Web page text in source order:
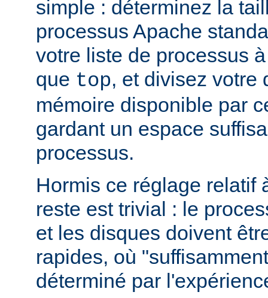
simple : déterminez la
processus Apache
votre liste de processus
que top, et divisez votre
mémoire disponible par
gardant un espace
processus.
Hormis ce réglage relatif
reste est trivial : le
et les disques doivent
rapides, où
déterminé par